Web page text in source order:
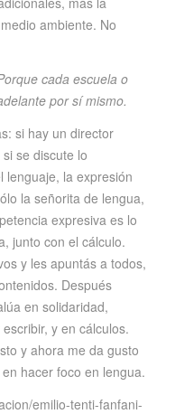
ambiente. No
cada escuela o
por sí mismo.
si hay un director
se discute lo
lenguaje, la expresión
la señorita de lengua,
expresiva es lo
junto con el cálculo.
y les apuntás a todos,
Después
en solidaridad,
y en cálculos.
y ahora me da gusto
hacer foco en lengua.
emilio-tenti-fanfani-